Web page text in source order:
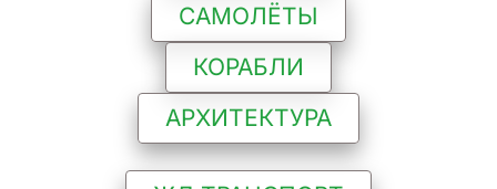
САМОЛЁТЫ
КОРАБЛИ
АРХИТЕКТУРА